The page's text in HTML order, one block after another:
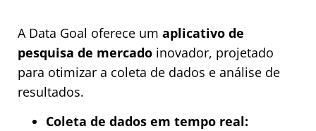
A Data Goal oferece um aplicativo de
pesquisa de mercado inovador, projetado
para otimizar a coleta de dados e análise de
resultados.
Coleta de dados em tempo real: